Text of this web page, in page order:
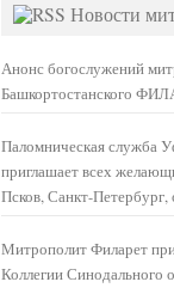
Новости
Анонс богослужений
Башкортостанского
Паломническая служба
приглашает всех
Псков, Санкт-Петербург,
Митрополит Филарет
Коллегии Синодального